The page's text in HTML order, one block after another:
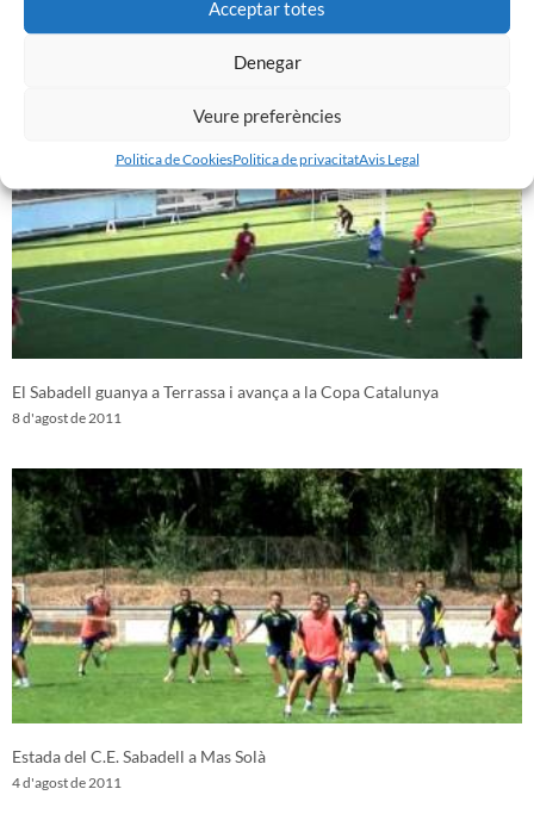
Acceptar totes
Denegar
Veure preferències
Politica de CookiesPolitica de privacitatAvis Legal
Reus 1-0 CE Sabadell (amistós)
El Sabadell guanya a Terrassa i avança a la Copa Catalunya
8 d'agost de 2011
Estada del C.E. Sabadell a Mas Solà
4 d'agost de 2011